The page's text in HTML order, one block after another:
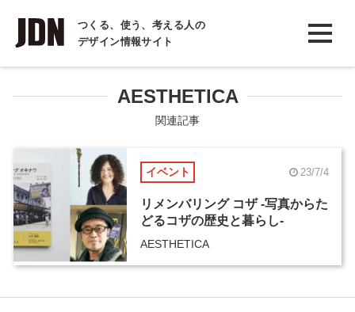
つくる、使う、考える人の
デザイン情報サイト
INTERVIEW
インタビュー
COLUMN
コラム
AESTHETICA
関連記事
イベント 23/7/4
リメンバリング コザ -写真からた
どるコザの歴史と暮らし-
AESTHETICA